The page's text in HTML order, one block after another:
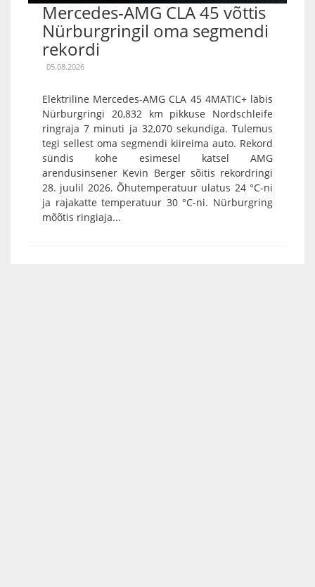
Mercedes-AMG CLA 45 võttis
Nürburgringil oma segmendi
rekordi
05.08.2026
Elektriline Mercedes-AMG CLA 45 4MATIC+ läbis
Nürburgringi 20,832 km pikkuse Nordschleife
ringraja 7 minuti ja 32,070 sekundiga. Tulemus
tegi sellest oma segmendi kiireima auto. Rekord
sündis kohe esimesel katsel AMG
arendusinsener Kevin Berger sõitis rekordringi
28. juulil 2026. Õhutemperatuur ulatus 24 °C-ni
ja rajakatte temperatuur 30 °C-ni. Nürburgring
mõõtis ringiaja...